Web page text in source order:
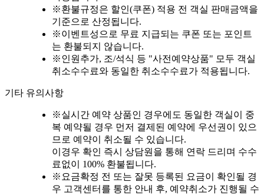
※환불규정은 할인(쿠폰) 적용 전 객실 판매금액을
기준으로 산정됩니다.
※이벤트성으로 무료 지급되는 쿠폰 또는 포인트
는 환불되지 않습니다.
※인원추가, 조/석식 등 "사전예약상품" 모두 객실
취소수수료와 동일한 취소수수료가 적용됩니다.
기타 유의사항
※실시간 예약 상품인 경우에도 동일한 객실이 중
복 예약될 경우 먼저 결제된 예약에 우선권이 있으
므로 예약이 취소될 수 있습니다.
이경우 확인 즉시 상담원을 통해 연락 드리며 수수
료없이 100% 환불됩니다.
※ 요금확정 전 또는 잘못 등록된 요금이 확인될 경
우 고객센터를 통한 안내 후, 예약취소가 진행될 수